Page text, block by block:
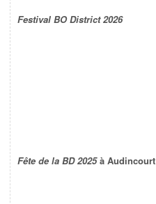
Festival BO District 2026
Fête de la BD 2025à Audincourt